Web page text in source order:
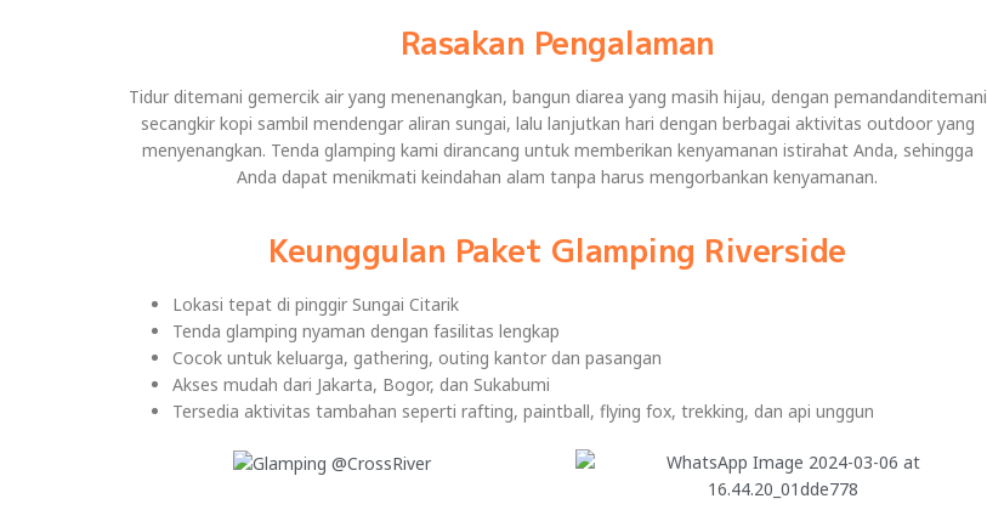
Rasakan Pengalaman
Tidur ditemani gemercik air yang menenangkan, bangun diarea yang masih hijau, dengan pemandanditemani
secangkir kopi sambil mendengar aliran sungai, lalu lanjutkan hari dengan berbagai aktivitas outdoor yang
menyenangkan. Tenda glamping kami dirancang untuk memberikan kenyamanan istirahat Anda, sehingga
Anda dapat menikmati keindahan alam tanpa harus mengorbankan kenyamanan.
Keunggulan Paket Glamping Riverside
Lokasi tepat di pinggir Sungai Citarik
Tenda glamping nyaman dengan fasilitas lengkap
Cocok untuk keluarga, gathering, outing kantor dan pasangan
Akses mudah dari Jakarta, Bogor, dan Sukabumi
Tersedia aktivitas tambahan seperti rafting, paintball, flying fox, trekking, dan api unggun